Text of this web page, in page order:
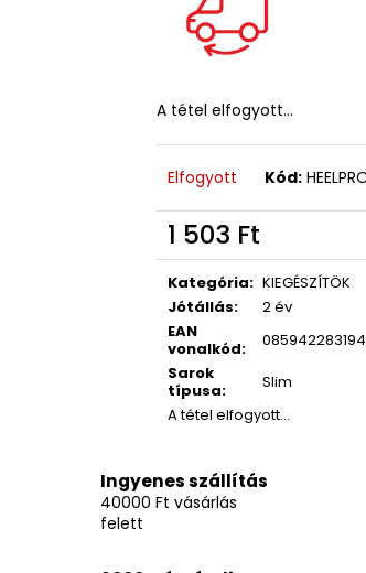
A tétel elfogyott…
Elfogyott Kód:
1 503 Ft
Egységár:
Kategória: KIEGÉSZÍTÖK
Jótállás:
2 év
EAN
vonalkód:
Sarok
típusa:
Slim
A tétel elfogyott…
Ingyenes szállítás
40000 Ft vásárlás
felett